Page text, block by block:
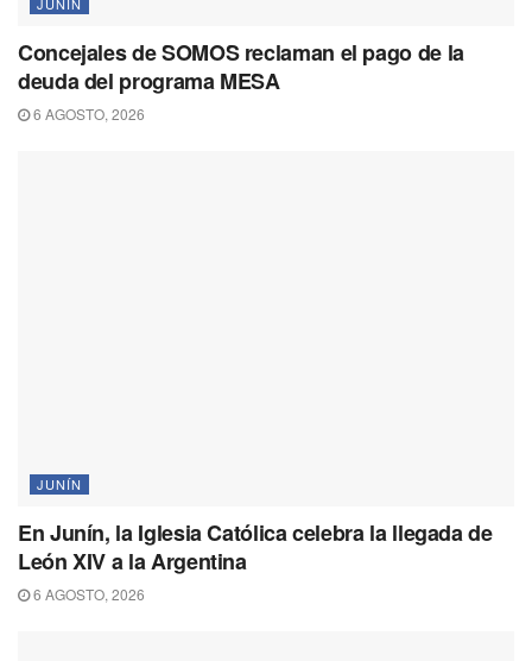
JUNÍN
Concejales de SOMOS reclaman el pago de la
deuda del programa MESA
6 AGOSTO, 2026
JUNÍN
En Junín, la Iglesia Católica celebra la llegada de
León XIV a la Argentina
6 AGOSTO, 2026